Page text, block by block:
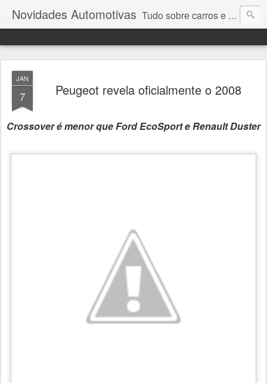
Novidades Automotivas Tudo sobre carros e motores
JAN
7 Peugeot revela oficialmente o 2008
Crossover é menor que Ford EcoSport e Renault Duster